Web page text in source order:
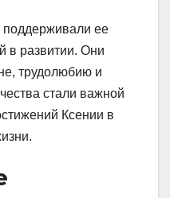
поддерживали ее
в развитии. Они
трудолюбию и
стали важной
Ксении в